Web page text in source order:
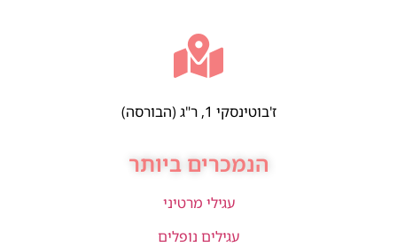
ז'בוטינסקי 1, ר"ג (הבורסה)
הנמכרים ביותר
עגילי מרטיני
עגילים נופלים